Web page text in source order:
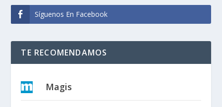
Síguenos En Facebook
TE RECOMENDAMOS
Magis